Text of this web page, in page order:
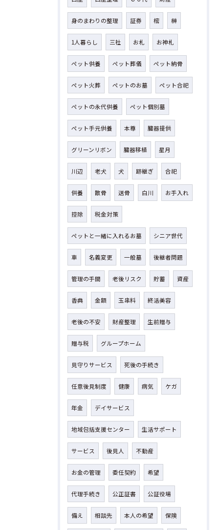
身のまわりの整理 証券 樒 榊
1人暮らし 三社 お札 お神札
ペット供養 ペット葬儀 ペット納骨
ペット火葬 ペットのお墓 ペット合祀
ペットの永代供養 ペット個別墓
ペット手元供養 本尊 臓器提供
グリーンリボン 臓器移植 星月
川辺 老犬 犬 跡継ぎ 合祀
供養 散骨 送骨 白川 お手入れ
控除 税金対策
ペットと一緒に入れるお墓 シニア世代
車 名義変更 一般墓 後継者問題
管理の手間 老後リスク 貯蓄 資産
香典 金額 玉串料 終活美容
老後の不安 財産整理 生前贈与
贈与税 グループホーム
見守りサービス 死後の手続き
任意後見制度 健康 病気 ケガ
年金 デイサービス
地域包括支援センター 生活サポート
サービス 後見人 不動産
お金の管理 委任契約 希望
代理手続き 公正証書 公証役場
備え 相談先 本人の希望 保険